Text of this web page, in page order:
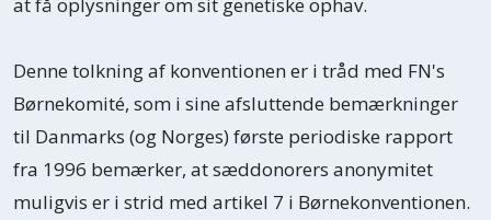
at få oplysninger om sit genetiske ophav.
Denne tolkning af konventionen er i tråd med FN's
Børnekomité, som i sine afsluttende bemærkninger
til Danmarks (og Norges) første periodiske rapport
fra 1996 bemærker, at sæddonorers anonymitet
muligvis er i strid med artikel 7 i Børnekonventionen.